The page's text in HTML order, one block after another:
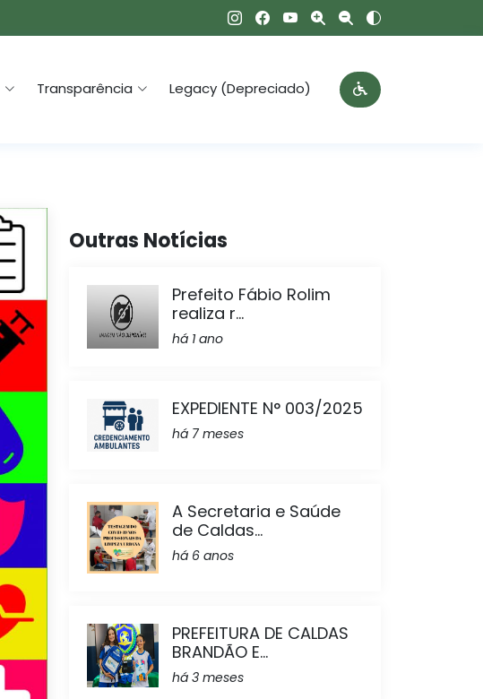
Transparência Legacy (Depreciado)
Outras Notícias
Prefeito Fábio Rolim
realiza r...
há 1 ano
EXPEDIENTE N° 003/2025
há 7 meses
A Secretaria e Saúde
de Caldas...
há 6 anos
PREFEITURA DE CALDAS
BRANDÃO E...
há 3 meses